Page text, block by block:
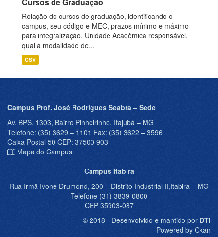
Relação de cursos de graduação, identificando o
campus, seu código e-MEC, prazos mínimo e máximo
para integralização, Unidade Acadêmica responsável,
qual a modalidade de...
CSV
Campus Prof. José Rodrigues Seabra – Sede
Av. BPS, 1303, Bairro Pinheirinho, Itajubá – MG
Telefone: (35) 3629 – 1101 Fax: (35) 3622 – 3596
Caixa Postal 50 CEP: 37500 903
Mapa do Campus
Campus Itabira
Rua Irmã Ivone Drumond, 200 – Distrito Industrial II,Itabira – MG
Telefone (31) 3839-0800
CEP 35903-087
© 2018 - Desenvolvido e mantido por DTI
Powered by Ckan